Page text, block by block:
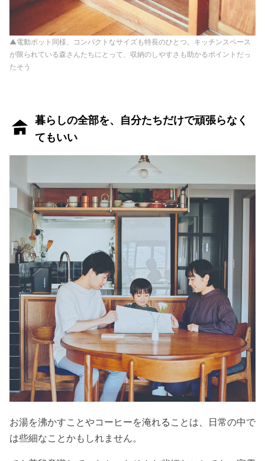
▲電動ポット同様、コンパクトなサイズも特長のひとつ。キッチンスペース
が限られている森さんたちにとって、収納のしやすさも助かるポイントだっ
たそう
暮らしの全部を、自分たちだけで頑張らなく
てもいい
お湯を沸かすことやコーヒーを淹れる ことは、日常の中で
は些細なことかもしれません。